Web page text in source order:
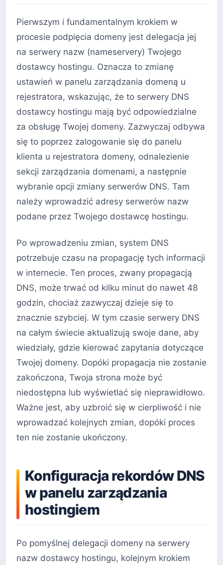
Pierwszym i fundamentalnym krokiem w
procesie podpięcia domeny jest delegacja jej
na serwery nazw (nameservery) Twojego
dostawcy hostingu. Oznacza to zmianę
ustawień w panelu zarządzania domeną u
rejestratora, wskazując, że to serwery DNS
dostawcy hostingu mają być odpowiedzialne
za obsługę Twojej domeny. Zazwyczaj odbywa
się to poprzez zalogowanie się do panelu
klienta u rejestratora domeny, odnalezienie
sekcji zarządzania domenami, a następnie
wybranie opcji zmiany serwerów DNS. Tam
należy wprowadzić adresy serwerów nazw
podane przez Twojego dostawcę hostingu.
Po wprowadzeniu zmian, system DNS
potrzebuje czasu na propagację tych informacji
w internecie. Ten proces, zwany propagacją
DNS, może trwać od kilku minut do nawet 48
godzin, chociaż zazwyczaj dzieje się to
znacznie szybciej. W tym czasie serwery DNS
na całym świecie aktualizują swoje dane, aby
wiedziały, gdzie kierować zapytania dotyczące
Twojej domeny. Dopóki propagacja nie zostanie
zakończona, Twoja strona może być
niedostępna lub wyświetlać się nieprawidłowo.
Ważne jest, aby uzbroić się w cierpliwość i nie
wprowadzać kolejnych zmian, dopóki proces
ten nie zostanie ukończony.
Konfiguracja rekordów DNS
w panelu zarządzania
hostingiem
Po pomyślnej delegacji domeny na serwery
nazw dostawcy hostingu, kolejnym krokiem